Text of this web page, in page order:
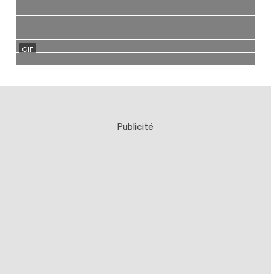
Publicité